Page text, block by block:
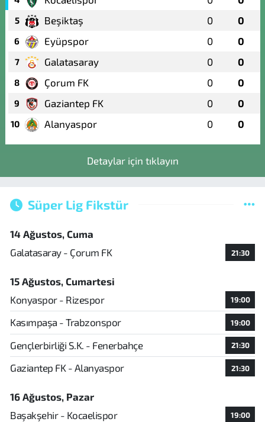
5 Beşiktaş 0 0
6 Eyüpspor 0 0
7 Galatasaray 0 0
8 Çorum FK 0 0
9 Gaziantep FK 0 0
10 Alanyaspor 0 0
Detaylar için tıklayın
Süper Lig Fikstür
14 Ağustos, Cuma
Galatasaray - Çorum FK
21:30
15 Ağustos, Cumartesi
Konyaspor - Rizespor
19:00
Kasımpaşa - Trabzonspor 19:00
Gençlerbirliği S.K. - Fenerbahçe 21:30
Gaziantep FK - Alanyaspor 21:30
16 Ağustos, Pazar
Başakşehir - Kocaelispor
19:00